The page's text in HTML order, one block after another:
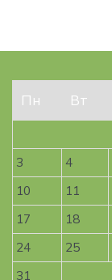
Пн
Вт
3
4
10
11
17
18
24
25
31